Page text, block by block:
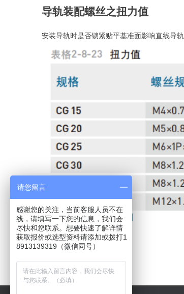
导轨装配螺丝之扭力值
安装导轨时是否锁紧贴平基准面影响直线导
请您留言
感谢您的关注，当前客服人员不在
线，请填写一下您的信息，我们会
尽快和您联系。想要快速了解详情
获取报价或选型资料请添加或拨打1